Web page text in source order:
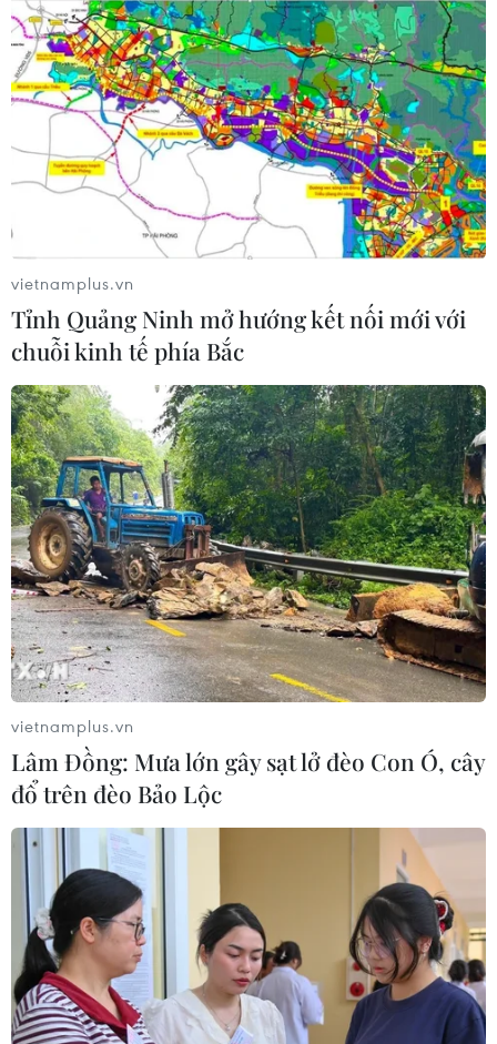
vietnamplus.vn
Tỉnh Quảng Ninh mở hướng kết nối mới với
chuỗi kinh tế phía Bắc
vietnamplus.vn
Lâm Đồng: Mưa lớn gây sạt lở đèo Con Ó, cây
đổ trên đèo Bảo Lộc